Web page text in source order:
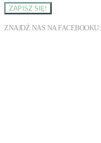
ZNAJDŹ NAS NA FACEBOOKU: